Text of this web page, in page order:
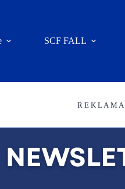
SCF FALL
R E K L A M A